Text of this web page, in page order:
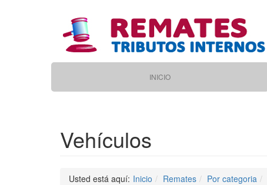
Main INICIO
Vehículos
Usted está aquí: Inicio Remates Por categoria